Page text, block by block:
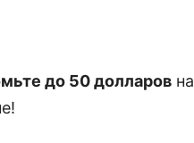
до 50 долларов на